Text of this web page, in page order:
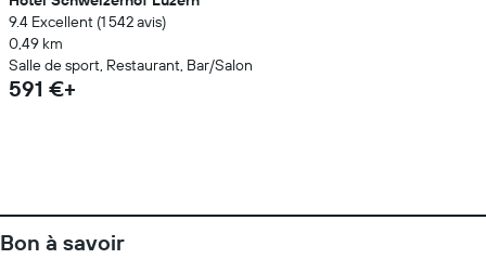
9.4 Excellent (1 542 avis)
0,49 km
Salle de sport, Restaurant, Bar/Salon
591 €+
Bon à savoir